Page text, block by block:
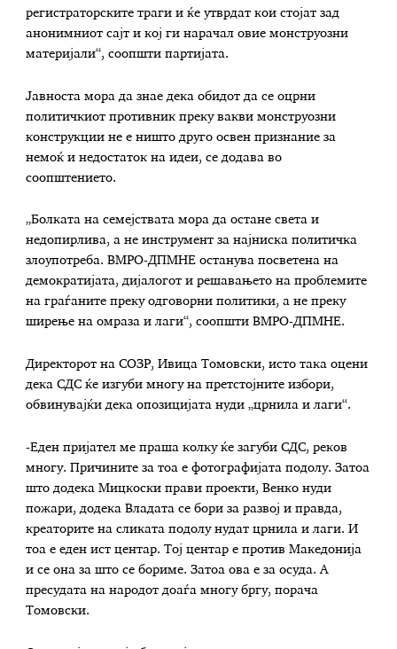
регистраторските траги и ќе утврдат кои стојат зад
анонимниот сајт и кој ги нарачал овие монструозни
материјали“, соопшти партијата.
Јавноста мора да знае дека обидот да се оцрни
политичкиот противник преку вакви монструозни
конструкции не е ништо друго освен признание за
немоќ и недостаток на идеи, се додава во
соопштението.
„Болката на семејствата мора да остане света и
недопирлива, а не инструмент за најниска политичка
злоупотреба. ВМРО-ДПМНЕ останува посветена на
демократијата, дијалогот и решавањето на проблемите
на граѓаните преку одговорни политики, а не преку
ширење на омраза и лаги“, соопшти ВМРО-ДПМНЕ.
Директорот на СОЗР, Ивица Томовски, исто така оцени
дека СДС ќе изгуби многу на претстојните избори,
обвинувајќи дека опозицијата нуди „црнила и лаги“.
-Еден пријател ме праша колку ќе загуби СДС, реков
многу. Причините за тоа е фотографијата подолу. Затоа
што додека Мицкоски прави проекти, Венко нуди
пожари, додека Владата се бори за развој и правда,
креаторите на сликата подолу нудат црнила и лаги. И
тоа е еден ист центар. Тој центар е против Македонија
и се она за што се бориме. Затоа ова е за осуда. А
пресудата на народот доаѓа многу бргу, порача
Томовски.